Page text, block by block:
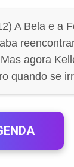
A Bela e a
agora
quando se